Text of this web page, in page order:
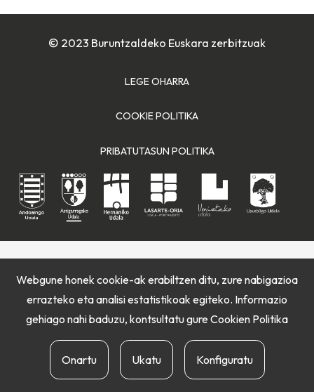
© 2023 Buruntzaldeko Euskara zerbitzuak
LEGE OHARRA
COOKIE POLITIKA
PRIBATUTASUN POLITIKA
Webgune honek cookie-ak erabiltzen ditu, zure nabigazioa
errazteko eta analisi estatistikoak egiteko. Informazio
gehiago nahi baduzu, kontsultatu gure Cookien Politika
Onartu Ukatu Konfiguratu